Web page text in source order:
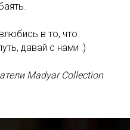
в то, что
давай с нами :)
Madyar Collection